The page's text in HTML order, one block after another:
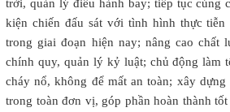
trời, quản lý điều hành bay; tiếp tục củng
kiện chiến đấu sát với tình hình thực
trong giai đoạn hiện nay; nâng cao chất
chính quy, quản lý kỷ luật; chủ động làm
cháy nổ, không để mất an toàn; xây
trong toàn đơn vị, góp phần hoàn thành